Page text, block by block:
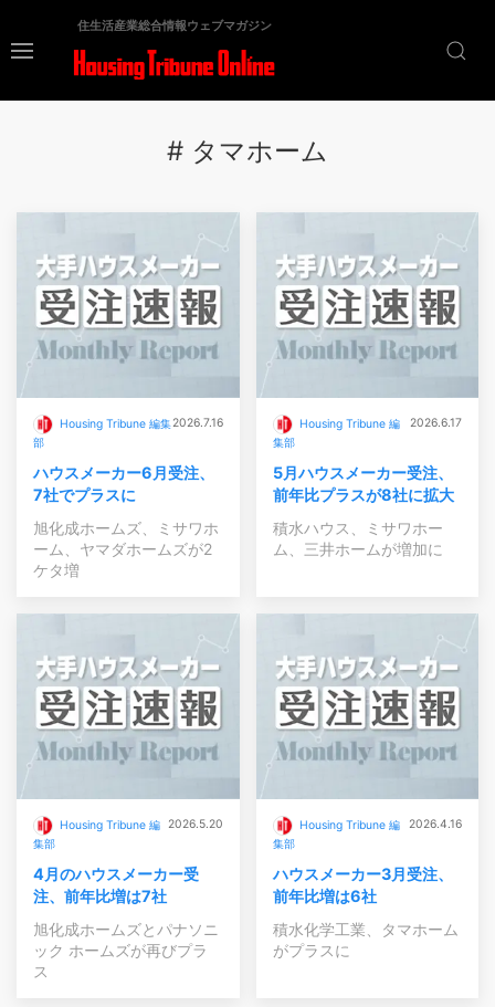
住生活産業総合情報ウェブマガジン
# タマホーム
Housing Tribune 編集
部
2026.7.16
ハウスメーカー6月受注、
7社でプラスに
旭化成ホームズ、ミサワホ
ーム、ヤマダホームズが2
ケタ増
Housing Tribune 編
集部
2026.6.17
5月ハウスメーカー受注、
前年比プラスが8社に拡大
積水ハウス、ミサワホー
ム、三井ホームが増加に
Housing Tribune 編
集部
2026.5.20
4月のハウスメーカー受
注、前年比増は7社
旭化成ホームズとパナソニ
ック ホームズが再びプラ
ス
Housing Tribune 編
集部
2026.4.16
ハウスメーカー3月受注、
前年比増は6社
積水化学工業、タマホーム
がプラスに